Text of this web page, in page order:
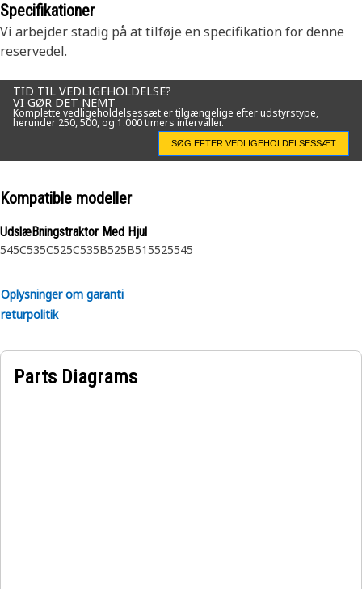
Specifikationer
Vi arbejder stadig på at tilføje en specifikation for denne
reservedel.
TID TIL VEDLIGEHOLDELSE?
VI GØR DET NEMT
Komplette vedligeholdelsessæt er tilgængelige efter udstyrstype,
herunder 250, 500, og 1.000 timers intervaller.
SØG EFTER VEDLIGEHOLDELSESSÆT
Kompatible modeller
UdslæBningstraktor Med Hjul
545C535C525C535B525B515525545
Oplysninger om garanti
returpolitik
Parts Diagrams